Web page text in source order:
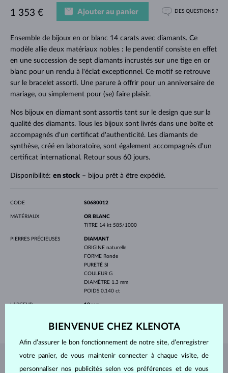
Ensemble de bijoux en or blanc 14 carats avec diamants. Ce
modèle allie deux matériaux nobles : le pendentif consiste en effet
en une succession de sept diamants incrustés sur une tige en or
blanc pour un rendu à l'éclat exceptionnel. Ce motif se retrouve
sur le bracelet assorti. Une parure à offrir pour un anniversaire de
mariage, ou simplement pour (se) faire plaisir.
Nos bijoux en diamant sont assortis tant sur le design que sur la
qualité des diamants. Tous les bijoux sont livrés dans une boîte et
accompagnés d'un certificat d'authenticité. Les diamants de
synthèse, créé en laboratoire, sont également accompagnés d'un
certificat international. Retour sous 60 jours.
Disponibilité: en stock– bijou prêt à être expédié.
1 353 € Ajouter au panier DES QUESTIONS ?
CODE S0680012
MATÉRIAUX
OR BLANC
TITRE 14 kt 585/1000
PIERRES PRÉCIEUSES
DIAMANT
ORIGINE naturelle
FORME Ronde
PURETÉ SI
COULEUR G
DIAMÈTRE 1.3 mm
POIDS 0.140 ct
LARGEUR 12 mm
BIJOUX DEL'ATELIER KLENOTA
BIENVENUE CHEZ KLENOTA
Afin d’assurer le bon fonctionnement de notre site, d’enregistrer
votre panier, de vous maintenir connecter à chaque visite, de
personnaliser nos publicités selon vos préférences et de vous